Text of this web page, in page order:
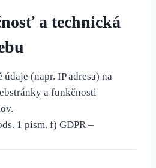
a technická
(napr. IP adresa) na
a funkčnosti
1 písm. f) GDPR –